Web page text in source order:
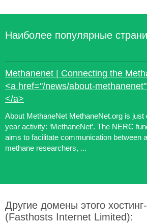
Наиболее популярные
Methanenet | Connecting the
<a href="/news/about-
</a>
About MethaneNet MethaneNet.org is just
year activity: ‘MethaneNet’. The NERC
aims to facilitate communication between
methane researchers, ...
Другие домены этого
(Fasthosts Internet Limited):